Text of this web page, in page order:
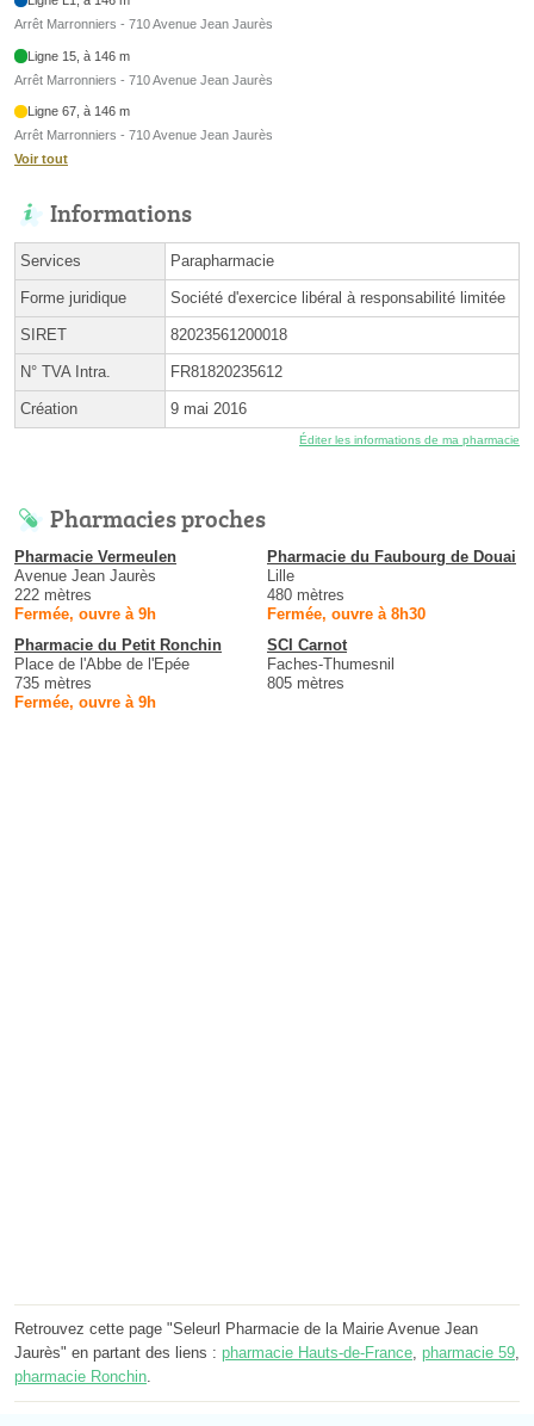
Arrêt Marronniers - 710 Avenue Jean Jaurès
Ligne 15, à 146 m
Arrêt Marronniers - 710 Avenue Jean Jaurès
Ligne 67, à 146 m
Arrêt Marronniers - 710 Avenue Jean Jaurès
Voir tout
Informations
Services Parapharmacie
Forme juridique Société d'exercice libéral à responsabilité limitée
SIRET 82023561200018
N° TVA Intra. FR81820235612
Création 9 mai 2016
Éditer les informations de ma pharmacie
Pharmacies proches
Pharmacie Vermeulen
Avenue Jean Jaurès
222 mètres
Fermée, ouvre à 9h
Pharmacie du Faubourg de Douai
Lille
480 mètres
Fermée, ouvre à 8h30
Pharmacie du Petit Ronchin
Place de l'Abbe de l'Epée
735 mètres
Fermée, ouvre à 9h
SCI Carnot
Faches-Thumesnil
805 mètres
Retrouvez cette page "Seleurl Pharmacie de la Mairie Avenue Jean
Jaurès" en partant des liens : pharmacie Hauts-de-France, pharmacie 59,
pharmacie Ronchin.